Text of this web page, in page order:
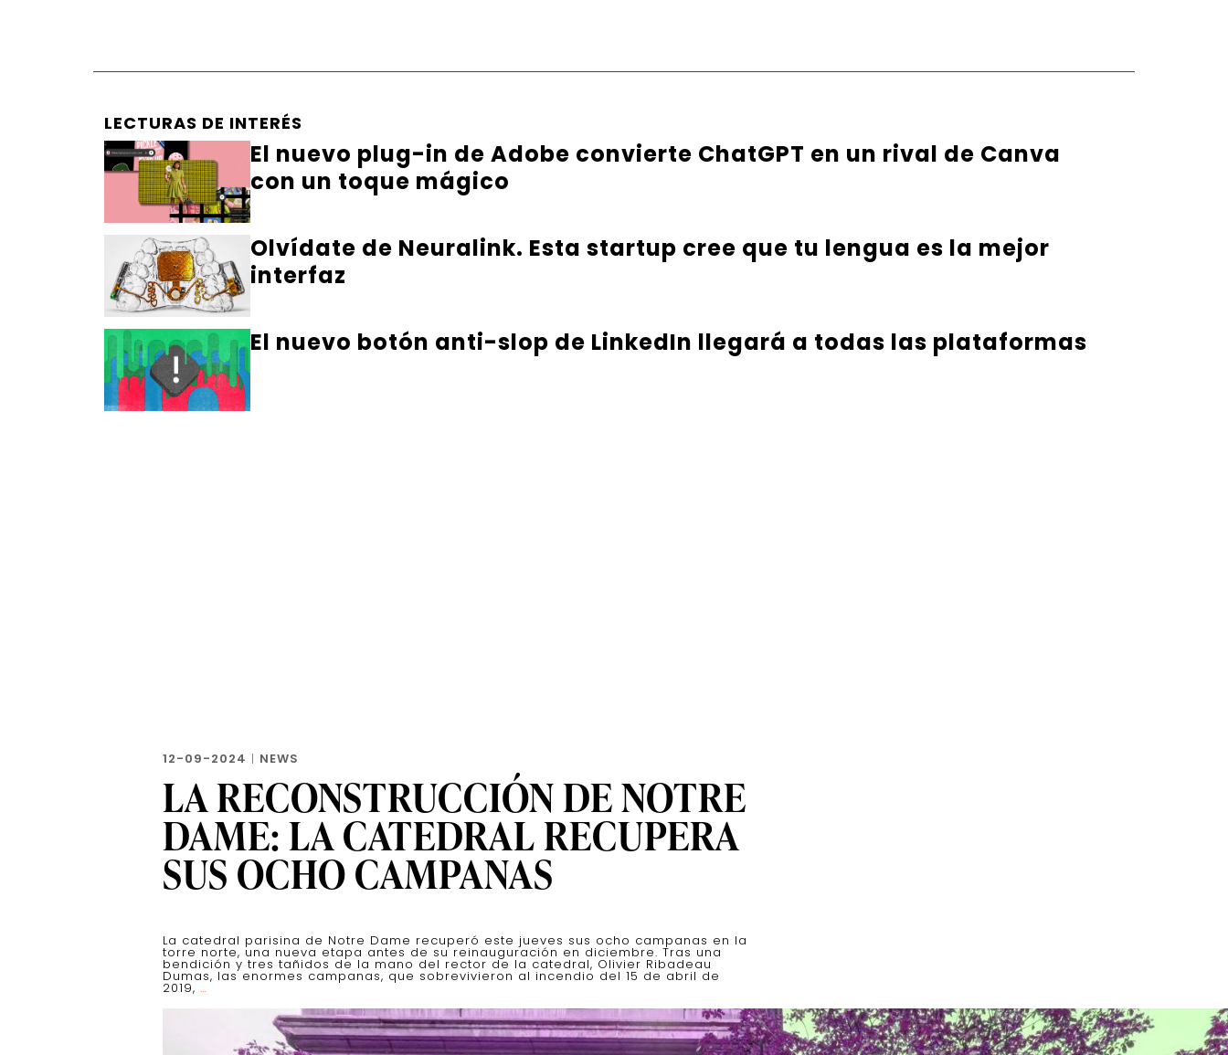
LECTURAS DE INTERÉS
El nuevo plug-in de Adobe convierte ChatGPT en un rival de Canva
con un toque mágico
Olvídate de Neuralink. Esta startup cree que tu lengua es la mejor
interfaz
El nuevo botón anti-slop de LinkedIn llegará a todas las plataformas
12-09-2024 | NEWS
LA RECONSTRUCCIÓN DE NOTRE
DAME: LA CATEDRAL RECUPERA
SUS OCHO CAMPANAS
La catedral parisina de Notre Dame recuperó este jueves sus ocho campanas en la
torre norte, una nueva etapa antes de su reinauguración en diciembre. Tras una
bendición y tres tañidos de la mano del rector de la catedral, Olivier Ribadeau
Dumas, las enormes campanas, que sobrevivieron al incendio del 15 de abril de
2019, … La